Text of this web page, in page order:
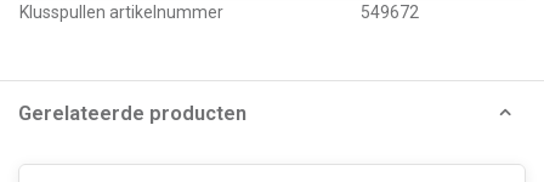
Klusspullen artikelnummer
549672
Gerelateerde producten